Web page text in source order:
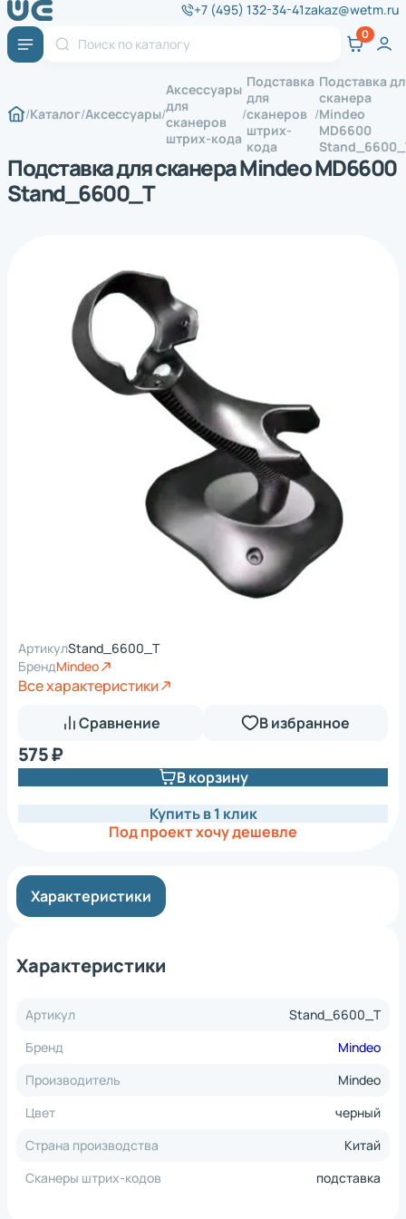
+7 (495) 132-34-41zakaz@wetm.ru
Каталог Аксессуары
Аксессуары
для
сканеров
штрих-кода
Подставка
для
сканеров
штрих-
кода
Подставка
сканера
Mindeo
MD6600
Подставка для сканера Mindeo MD6600
Stand_6600_Т
АртикулStand_6600_Т
БрендMindeo
Все характеристики
Сравнение
В избранное
575 ₽
В корзину
Купить в 1 клик
Под проект хочу дешевле
Характеристики
Характеристики
Артикул
Stand_6600_Т
Бренд
Mindeo
Производитель
Mindeo
Цвет
черный
Страна производства
Китай
Сканеры штрих-кодов
подставка